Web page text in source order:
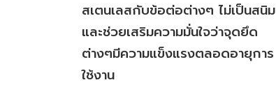
สเตนเลสกับข้อต่อต่างๆ ไม่เป็นสนิม
และช่วยเสริมความมั่นใจว่าจุดยึด
ต่างๆมีความแข็งแรงตลอดอายุการ
ใช้งาน